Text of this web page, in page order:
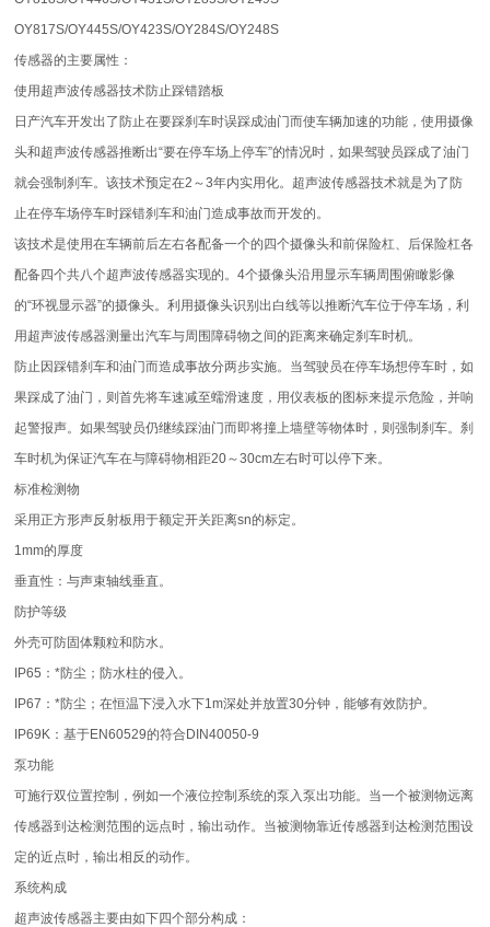
OY817S/OY445S/OY423S/OY284S/OY248S
传感器的主要属性：
使用超声波传感器技术防止踩错踏板
日产汽车开发出了防止在要踩刹车时误踩成油门而使车辆加速的功能，使用摄像
头和超声波传感器推断出“要在停车场上停车”的情况时，如果驾驶员踩成了油门
就会强制刹车。该技术预定在2～3年内实用化。超声波传感器技术就是为了防
止在停车场停车时踩错刹车和油门造成事故而开发的。
该技术是使用在车辆前后左右各配备一个的四个摄像头和前保险杠、后保险杠各
配备四个共八个超声波传感器实现的。4个摄像头沿用显示车辆周围俯瞰影像
的“环视显示器”的摄像头。利用摄像头识别出白线等以推断汽车位于停车场，利
用超声波传感器测量出汽车与周围障碍物之间的距离来确定刹车时机。
防止因踩错刹车和油门而造成事故分两步实施。当驾驶员在停车场想停车时，如
果踩成了油门，则首先将车速减至蠕滑速度，用仪表板的图标来提示危险，并响
起警报声。如果驾驶员仍继续踩油门而即将撞上墙壁等物体时，则强制刹车。刹
车时机为保证汽车在与障碍物相距20～30cm左右时可以停下来。
标准检测物
采用正方形声反射板用于额定开关距离sn的标定。
1mm的厚度
垂直性：与声束轴线垂直。
防护等级
外壳可防固体颗粒和防水。
IP65：*防尘；防水柱的侵入。
IP67：*防尘；在恒温下浸入水下1m深处并放置30分钟，能够有效防护。
IP69K：基于EN60529的符合DIN40050-9
泵功能
可施行双位置控制，例如一个液位控制系统的泵入泵出功能。当一个被测物远离
传感器到达检测范围的远点时，输出动作。当被测物靠近传感器到达检测范围设
定的近点时，输出相反的动作。
系统构成
超声波传感器主要由如下四个部分构成：